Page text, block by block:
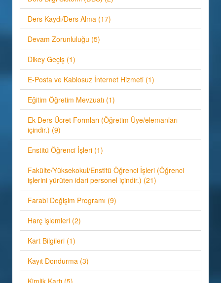
Ders Kaydı/Ders Alma (17)
Devam Zorunluluğu (5)
Dikey Geçiş (1)
E-Posta ve Kablosuz İnternet Hizmeti (1)
Eğitim Öğretim Mevzuatı (1)
Ek Ders Ücret Formları (Öğretim Üye/elemanları
içindir.) (9)
Enstitü Öğrenci İşleri (1)
Fakülte/Yüksekokul/Enstitü Öğrenci İşleri (Öğrenci
işlerini yürüten idari personel içindir.) (21)
Farabi Değişim Programı (9)
Harç işlemleri (2)
Kart Bilgileri (1)
Kayıt Dondurma (3)
Kimlik Kartı (5)